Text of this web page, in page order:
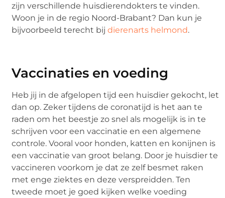
zijn verschillende huisdierendokters te vinden.
Woon je in de regio Noord-Brabant? Dan kun je
bijvoorbeeld terecht bijdierenarts helmond.
Vaccinaties en voeding
Heb jij in de afgelopen tijd een huisdier gekocht, let
dan op. Zeker tijdens de coronatijd is het aan te
raden om het beestje zo snel als mogelijk is in te
schrijven voor een vaccinatie en een algemene
controle. Vooral voor honden, katten en konijnen is
een vaccinatie van groot belang. Door je huisdier te
vaccineren voorkom je dat ze zelf besmet raken
met enge ziektes en deze verspreidden. Ten
tweede moet je goed kijken welke voeding